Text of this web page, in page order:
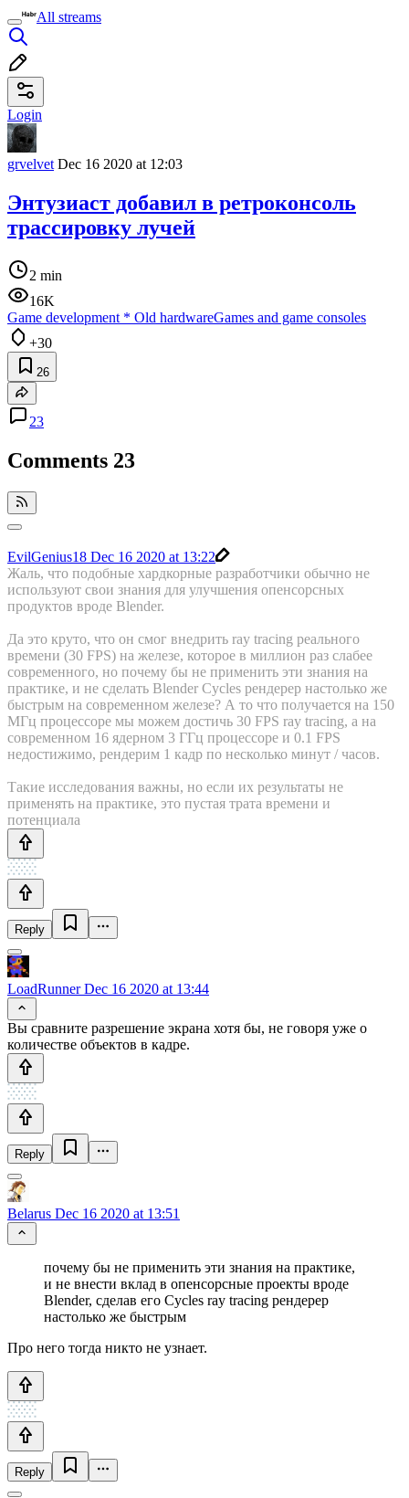
All streams
Login
grvelvet Dec 16 2020 at 12:03
Энтузиаст добавил в ретроконсоль
трассировку лучей
2 min
16K
Game development * Old hardwareGames and game consoles
+30
26
23
Comments 23
EvilGenius18 Dec 16 2020 at 13:22
Жаль, что подобные хардкорные разработчики обычно не
используют свои знания для улучшения опенсорсных
продуктов вроде Blender.
Да это круто, что он смог внедрить ray tracing реального
времени (30 FPS) на железе, которое в миллион раз слабее
современного, но почему бы не применить эти знания на
практике, и не сделать Blender Cycles рендерер настолько же
быстрым на современном железе? А то что получается на 150
МГц процессоре мы можем достичь 30 FPS ray tracing, а на
современном 16 ядерном 3 ГГц процессоре и 0.1 FPS
недостижимо, рендерим 1 кадр по несколько минут / часов.
Такие исследования важны, но если их результаты не
применять на практике, это пустая трата времени и
потенциала
Reply
LoadRunnerDec 16 2020 at 13:44
Вы сравните разрешение экрана хотя бы, не говоря уже о
количестве объектов в кадре.
Reply
Belarus Dec 16 2020 at 13:51
почему бы не применить эти знания на практике,
и не внести вклад в опенсорсные проекты вроде
Blender, сделав его Cycles ray tracing рендерер
настолько же быстрым
Про него тогда никто не узнает.
Reply